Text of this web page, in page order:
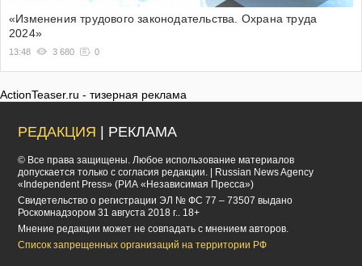
«Изменения трудового законодательства. Охрана труда
2024»
13:48 3 680 0
ActionTeaser.ru - тизерная реклама
РЕДАКЦИЯ | РЕКЛАМА
© Все права защищены. Любое использование материалов
допускается только с согласия редакции. | Russian News Agency
«Independent Press» (РИА «Независимая Пресса»)
Cвидетельство о регистрации ЭЛ № ФС 77 – 73507 выдано
Роскомнадзором 31 августа 2018 г.. 18+
Мнение редакции может не совпадать с мнением авторов.
Список запрещенных организаций на территории РФ